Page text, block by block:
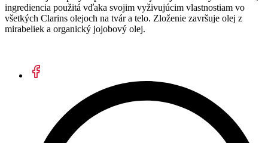
ingrediencia použitá vďaka svojim vyživujúcim vlastnostiam vo
všetkých Clarins olejoch na tvár a telo. Zloženie završuje olej z
mirabeliek a organický jojobový olej.